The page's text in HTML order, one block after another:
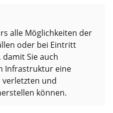
alle Möglichkeiten der
oder bei Eintritt
Sie auch
Infrastruktur eine
und
können.